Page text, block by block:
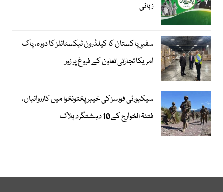
زبانی
سفیرِ پاکستان کا کیلڈرون ٹیکسٹائلز کا دورہ، پاک
امریکا تجارتی تعاون کے فروغ پر زور
سیکیورٹی فورسز کی خیبر پختونخوا میں کارروائیاں،
فتنۃ الخوارج کے 10 دہشتگرد ہلاک